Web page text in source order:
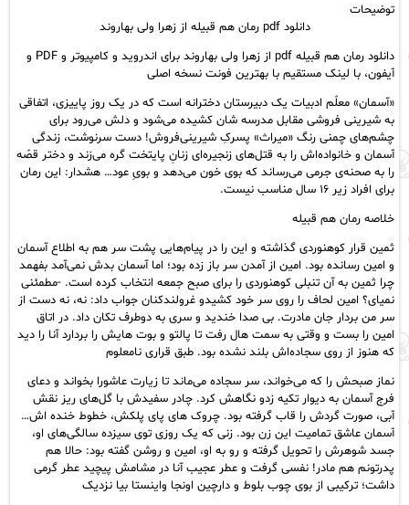
ولی
عدد
توضیحات
دانلود pdf رمان هم‌ قبیله از زهرا ولی بهاروند
دانلود رمان هم‌ قبیله pdf از زهرا ولی بهاروند برای اندروید و کامپیوتر و PDF و
آیفون، با لینک مستقیم با بهترین فونت نسخه اصلی
«آسمان» معلّم ادبیات یک دبیرستان دخترانه است که در یک روز پاییزی، اتفاقی
به شیرینی‌ فروشی مقابل مدرسه‌ شان کشیده می‌شود و دلش می‌رود برای
چشم‌های چمنی‌ رنگ «میراث» پسرکِ شیرینی‌فروش! دست سرنوشت، زندگی
آسمان و خانواده‌اش را به قتل‌های زنجیره‌ای زنانِ پایتخت گره می‌زند و دختر قصّه
را به صحنه‌ی جرمی می‌رساند که بوی خون می‌دهد و بویِ عود… هشدار: این رمان
برای افراد زیر ۱۶ سال مناسب نیست.
خلاصه رمان هم‌ قبیله
ثمین قرار کوهنوردی گذاشته و این را در پیام‌هایی پشت سر هم به اطلاع آسمان
و امین رسانده بود. امین از آمدن سر باز زده بود؛ اما آسمان بدش نمی‌آمد بفهمد
چرا ثمین به آن تنبلی کوهنوردی را برای صبح جمعه انتخاب کرده است. -مطمئنی
نمیای؟ امین لحاف را روی سر خود کشیدو غرولندکنان جواب داد: نه، نه دست از
سر من بردار جان مادرت. بی صدا خندید و سری به دوطرف تکان داد. در اتاق
امین را بست و وقتی به سمت هال رفت تا پالتو و بوت هایش را بردارد آنا را دید
که هنوز از روی سجاده‌اش بلند نشده بود. طبق قراری نامعلوم
نماز صبحش را که می‌خواند، سر سجاده می‌ماند تا زیارت عاشورا بخواند و دعای
فرج آسمان به دیوار تکیه زدو نگاهش کرد. چادر سفیدش با گل‌های ریز نقش
آبی، صورت گردش را قاب گرفته بود. چروک های پای پلکش، خطوط خنده اش…
آسمان عاشق تمامیت این زن بود. زنی که یک روزی توی سیزده سالگی‌های او،
جسد شوهرش را تحویل گرفته و رو به او، امین و روشن گفته بود: حالا هم
پدرتونم هم مادر! نفسی گرفت و عطر عجیب آنا در مشامش پیچید عطر گرمی
داشت؛ ترکیبی از بوی چوب بلوط و دارچین اونجا واینستا بیا نزدیک